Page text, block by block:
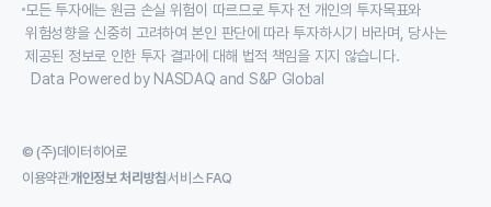
모든 투자에는 원금 손실 위험이 따르므로 투자 전 개인의 투자목표와
위험성향을 신중히 고려하여 본인 판단에 따라 투자하시기 바라며, 당사는
제공된 정보로 인한 투자 결과에 대해 법적 책임을 지지 않습니다.
Data Powered by NASDAQ and S&P Global
© (주)데이터히어로
이용약관개인정보 처리방침서비스 FAQ